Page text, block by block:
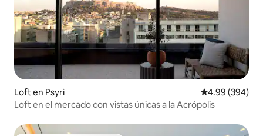
Loft en Psyri Calificación
4.99 (394)
Loft en el mercado con vistas únicas a la Acrópolis